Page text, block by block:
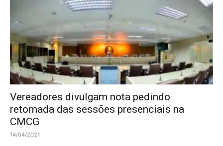
Vereadores divulgam nota pedindo
retomada das sessões presenciais na
CMCG
14/04/2021